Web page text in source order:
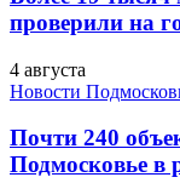
проверили на
4 августа
Новости
Почти 240
Подмосковье в